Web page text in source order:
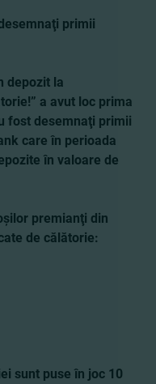
primii
depozit la
a avut loc prima
fost desemnaţi primii
care în perioada
în valoare de
premianţi din
de călătorie:
sunt puse în joc 10